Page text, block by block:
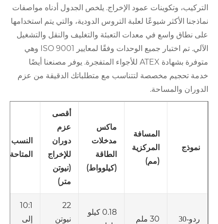
التركيب، وتكوينات عمود الإخراج. يلخص الجدول أدناه مواصفات
نماذجنا الأكثر شيوعًا لعلبة التروس الدودية، والتي يتم استخدامها
على نطاق واسع في معدات التعبئة والتغليف والنقل والتشغيل
الآلي. تم اختبار جميع الوحدات وفقًا لمعايير ISO 9001 وهي
متوفرة بشهادة ATEX للأجواء المتفجرة. يوفر مصنعنا أيضًا
خدمة تحجيم مخصصة لتتناسب مع متطلباتك الدقيقة من عزم
الدوران والمساحة.
نموذج
المسافة
المركزية
(مم)
ماكس
مدخلات
الطاقة
(كيلوواط)
أقصى
عزم
دوران
للإخراج
(نيوتن
متر)
النسب
المتاحة
ردو-30 30 ملم
0.18 كيلو
22
نيوتن
10:1
إلى